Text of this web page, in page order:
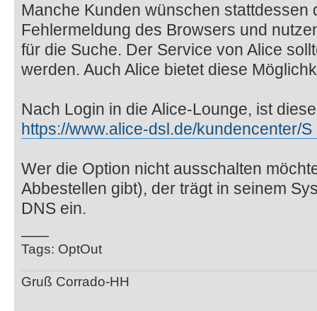
Manche Kunden wünschen stattdessen
Fehlermeldung des Browsers und
für die Suche. Der Service von Alice
werden. Auch Alice bietet diese
Nach Login in die Alice-Lounge, ist
https://www.alice-dsl.de/kundencenter/S
Wer die Option nicht ausschalten
Abbestellen gibt), der trägt in seinem
DNS ein.
Tags: OptOut
Gruß Corrado-HH